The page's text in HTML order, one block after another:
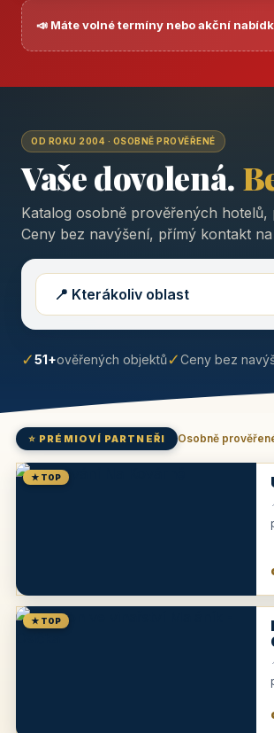
📣 Máte volné termíny nebo akční
OD ROKU 2004 · OSOBNĚ PROVĚŘENÉ
Vaše dovolená.
Katalog osobně prověřených
Ceny bez navýšení, přímý kontakt
✓51+ověřených objektů✓Ceny bez
⭐ PRÉMIOVÍ PARTNEŘI Osobně
★ TOP
★ TOP